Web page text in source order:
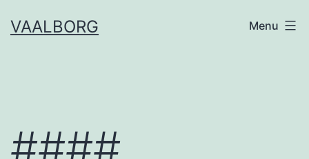
toVAALBORG Menu
####